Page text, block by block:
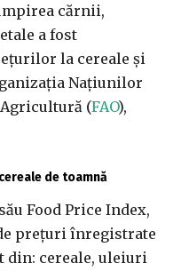
cărnii,
a fost
la cereale şi
Naţiunilor
(FAO),
de toamnă
Food Price Index,
preţuri înregistrate
din: cereale, uleiuri